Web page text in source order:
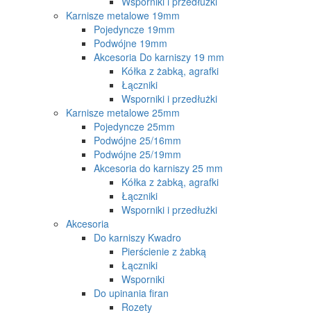
Karnisze metalowe 19mm
Pojedyncze 19mm
Podwójne 19mm
Akcesoria Do karniszy 19 mm
Kółka z żabką, agrafki
Łączniki
Wsporniki i przedłużki
Karnisze metalowe 25mm
Pojedyncze 25mm
Podwójne 25/16mm
Podwójne 25/19mm
Akcesoria do karniszy 25 mm
Kółka z żabką, agrafki
Łączniki
Wsporniki i przedłużki
Akcesoria
Do karniszy Kwadro
Pierścienie z żabką
Łączniki
Wsporniki
Do upinania firan
Rozety